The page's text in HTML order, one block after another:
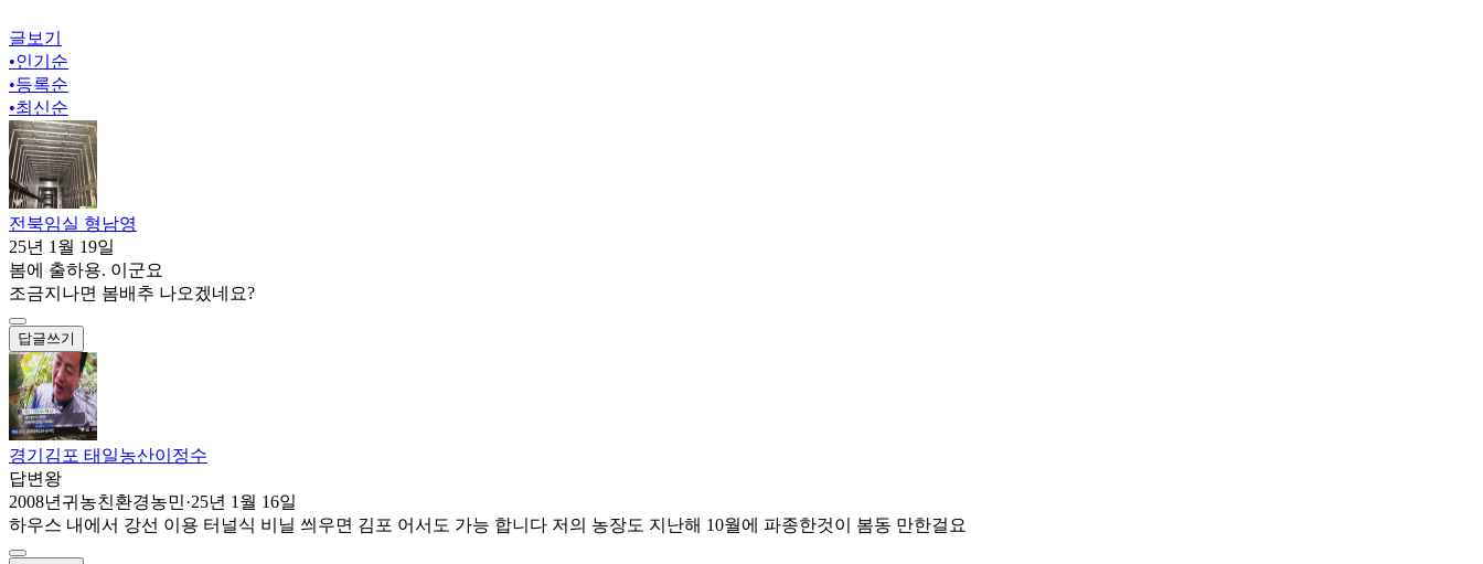
글보기
•인기순
•등록순
•최신순
전북임실 형남영
25년 1월 19일
봄에 출하용. 이군요
조금지나면 봄배추 나오겠네요?
답글쓰기
경기김포 태일농산이정수
답변왕
2008년귀농친환경농민·25년 1월 16일
하우스 내에서 강선 이용 터널식 비닐 씌우면 김포 어서도 가능 합니다 저의 농장도 지난해 10월에 파종한것이 봄동 만한걸요